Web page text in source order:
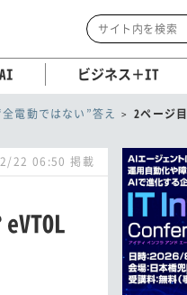
ビジネス＋IT
電動ではない”答え 2ページ目
22 06:50 掲載